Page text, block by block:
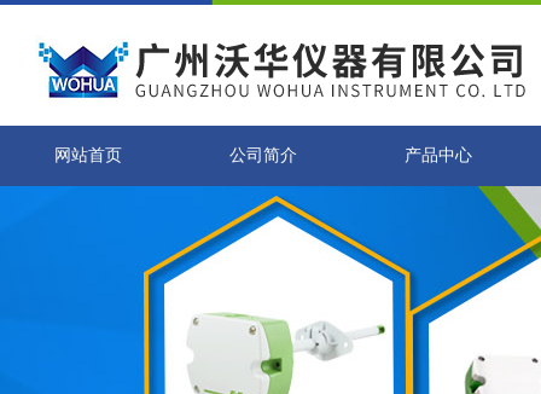
网站首页 公司简介 产品中心